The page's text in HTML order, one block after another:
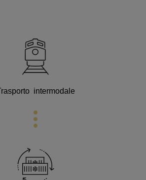
intermodale